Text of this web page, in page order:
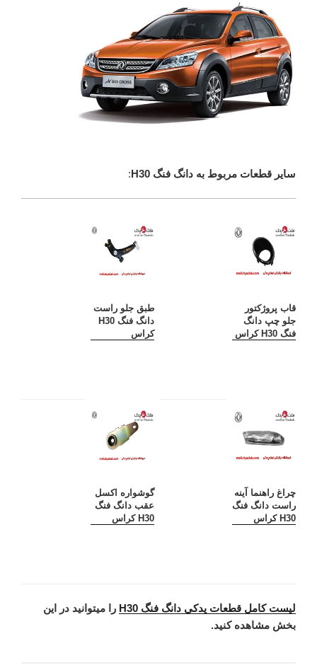
سایر قطعات مربوط به دانگ فنگ H30 :
قاب پروژکتور
جلو چپ دانگ
فنگ H30 کراس
طبق جلو راست
دانگ فنگ H30
کراس
چراغ راهنما آینه
راست دانگ فنگ
H30 کراس
گوشواره اکسل
عقب دانگ فنگ
H30 کراس
لیست کامل قطعات یدکی دانگ فنگ H30
را میتوانید در این
بخش مشاهده کنید.